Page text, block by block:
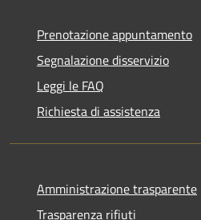
Prenotazione appuntamento
Segnalazione disservizio
Leggi le FAQ
Richiesta di assistenza
Amministrazione trasparente
Trasparenza rifiuti